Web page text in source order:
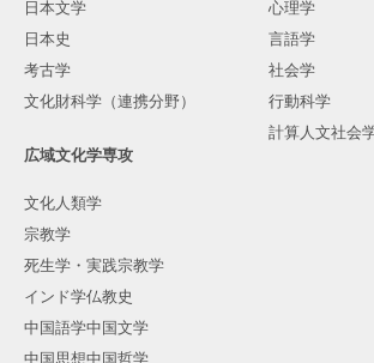
日本文学
日本史
考古学
文化財科学（連携分野）
心理学
言語学
社会学
行動科学
計算人文社会
広域文化学専攻
文化人類学
宗教学
死生学・実践宗教学
インド学仏教史
中国語学中国文学
中国思想中国哲学